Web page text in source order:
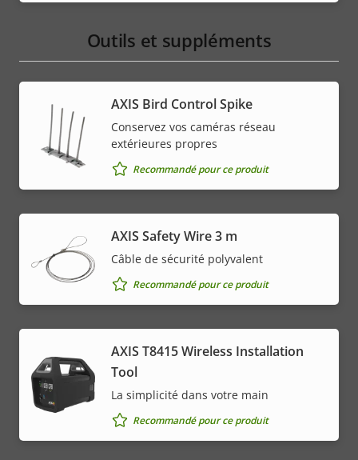
Outils et suppléments
AXIS Bird Control Spike
Conservez vos caméras réseau
extérieures propres
Recommandé pour ce produit
AXIS Safety Wire 3 m
Câble de sécurité polyvalent
Recommandé pour ce produit
AXIS T8415 Wireless Installation
Tool
La simplicité dans votre main
Recommandé pour ce produit